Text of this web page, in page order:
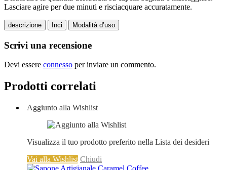
Lasciare agire per due minuti e risciacquare accuratamente.
descrizione Inci Modalità d’uso
Scrivi una recensione
Devi essere connesso per inviare un commento.
Prodotti correlati
Aggiunto alla Wishlist
Visualizza il tuo prodotto preferito nella Lista dei desideri
Vai alla Wishlist Chiudi